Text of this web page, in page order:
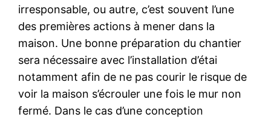
irresponsable, ou autre, c’est souvent l’une
des premières actions à mener dans la
maison. Une bonne préparation du chantier
sera nécessaire avec l’installation d’étai
notamment afin de ne pas courir le risque de
voir la maison s’écrouler une fois le mur non
fermé. Dans le cas d’une conception